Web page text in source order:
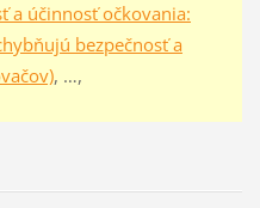
a účinnosť očkovania:
bezpečnosť a
, …,